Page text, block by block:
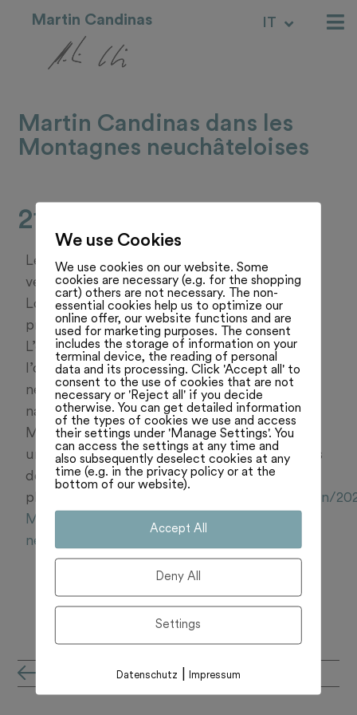
Martin Candinas IT
RM
Martin Candinas dans les
Montagnes neuchâteloises
21.08.23
Le président du Conseil national s’est rendu
vendredi soir à La Chaux-de-Fonds et au
Locle. Une visite pour constater les mesures
prises suite à la tempête du 24 juillet.
L’occasion, aussi, de partager un repas à
l’occasion des 175 ans de la République
neuchâteloise. Une délégation du Conseil
national s’est rendue vendredi soir dans les
Montagnes neuchâteloises. Objectifs : poser
un regard sur le dispositif de sécurisation des
dégâts suite à la tempête du 24 juillet. Lisez
plus:
https://www.rtn.ch/rtn/Actualite/Region/
Martin-Candinas-dans-les-Montagnes-
neuchateloises.html
all'archivio notizie
We use Cookies
We use cookies on our website. Some
cookies are necessary (e.g. for the shopping
cart) others are not necessary. The non-
essential cookies help us to optimize our
online offer, our website functions and are
used for marketing purposes. The consent
includes the storage of information on your
terminal device, the reading of personal
data and its processing. Click 'Accept all' to
consent to the use of cookies that are not
necessary or 'Reject all' if you decide
otherwise. You can get detailed information
of the types of cookies we use and access
their settings under 'Manage Settings'. You
can access the settings at any time and
also subsequently deselect cookies at any
time (e.g. in the privacy policy or at the
bottom of our website).
Accept All
Deny All
Settings
Datenschutz Impressum